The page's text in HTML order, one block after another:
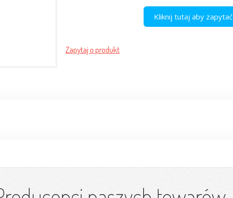
Kliknij tutaj aby
Zapytaj o produkt